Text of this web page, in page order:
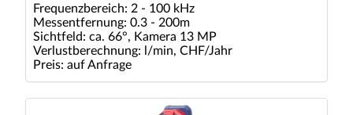
Frequenzbereich: 2 - 100 kHz
Messentfernung: 0.3 - 200m
Sichtfeld: ca. 66°, Kamera 13 MP
Verlustberechnung: l/min, CHF/Jahr
Preis: auf Anfrage